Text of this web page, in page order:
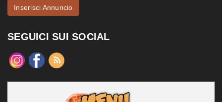
Inserisci Annuncio
SEGUICI SUI SOCIAL